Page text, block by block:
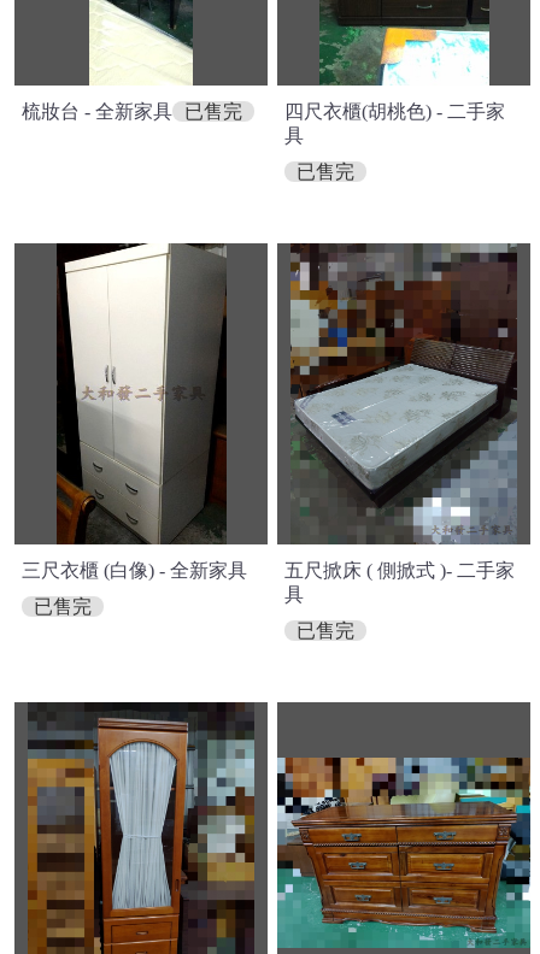
梳妝台 - 全新家具 已售完
四尺衣櫃(胡桃色) - 二手家
具
已售完
三尺衣櫃 (白像) - 全新家具
已售完
五尺掀床 ( 側掀式 )- 二手家
具
已售完